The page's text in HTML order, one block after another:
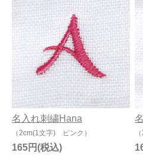
International Shipping
今治タオルについて
当サイトについて
会員サービス
店舗リスト
名入れ刺繍Hana
（2cm(1文字) ピンク）
165円